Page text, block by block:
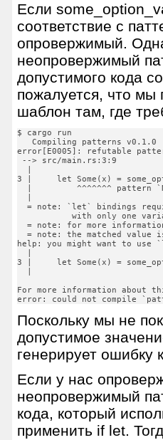
Если
соответствие с
опровержимый.
неопровержимый
допустимого кода
пожалуется, что мы
шаблон там, где
$ cargo run
Compiling patterns v0.1.0
error[E0005]: refutable
--> src/main.rs:3:9
3 |     let Some(x) =
|         ^^^^^^^ pattern
= note: `let` bindings
with only one
= note: for more
= note: the matched value
help: you might want to
3 |     let Some(x) =
For more information about
error: could not compile
Поскольку мы не
допустимое
генерирует ошибку
Если у нас
неопровержимый
кода, который
применить if let.